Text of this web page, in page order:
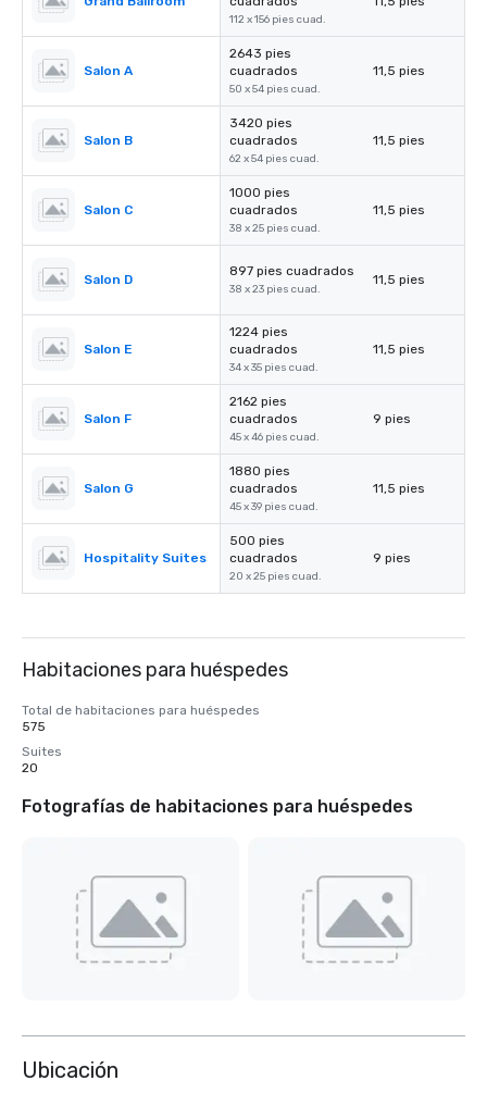
112 x 156 pies cuad.
Salon A
2643 pies
cuadrados
50 x 54 pies cuad.
11,5 pies
Salon B
3420 pies
cuadrados
62 x 54 pies cuad.
11,5 pies
Salon C
1000 pies
cuadrados
38 x 25 pies cuad.
11,5 pies
Salon D
897 pies cuadrados
38 x 23 pies cuad.
11,5 pies
Salon E
1224 pies
cuadrados
34 x 35 pies cuad.
11,5 pies
Salon F
2162 pies
cuadrados
45 x 46 pies cuad.
9 pies
Salon G
1880 pies
cuadrados
45 x 39 pies cuad.
11,5 pies
Hospitality Suites
500 pies
cuadrados
20 x 25 pies cuad.
9 pies
Habitaciones para huéspedes
Total de habitaciones para huéspedes
575
Suites
20
Fotografías de habitaciones para huéspedes
Ubicación